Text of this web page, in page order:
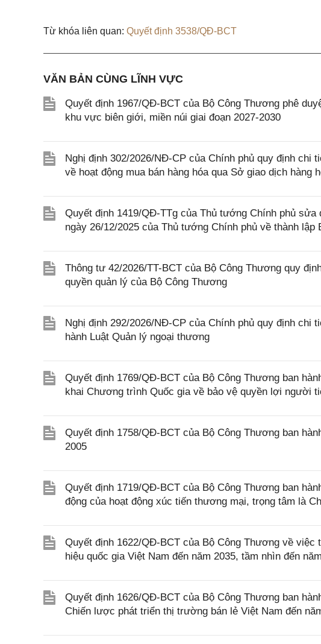
Từ khóa liên quan: Quyết định 3538/QĐ-BCT
VĂN BẢN CÙNG LĨNH VỰC
Quyết định 1967/QĐ-BCT của Bộ Công Thương phê
khu vực biên giới, miền núi giai đoạn 2027-2030
Nghị định 302/2026/NĐ-CP của Chính phủ quy định chi
về hoạt động mua bán hàng hóa qua Sở giao dịch hàng
Quyết định 1419/QĐ-TTg của Thủ tướng Chính phủ
ngày 26/12/2025 của Thủ tướng Chính phủ về thành
Thông tư 42/2026/TT-BCT của Bộ Công Thương quy
quyền quản lý của Bộ Công Thương
Nghị định 292/2026/NĐ-CP của Chính phủ quy định chi
hành Luật Quản lý ngoại thương
Quyết định 1769/QĐ-BCT của Bộ Công Thương ban
khai Chương trình Quốc gia về bảo vệ quyền lợi người
Quyết định 1758/QĐ-BCT của Bộ Công Thương ban
2005
Quyết định 1719/QĐ-BCT của Bộ Công Thương ban
động của hoạt động xúc tiến thương mại, trọng tâm là
Quyết định 1622/QĐ-BCT của Bộ Công Thương về
hiệu quốc gia Việt Nam đến năm 2035, tầm nhìn đến
Quyết định 1626/QĐ-BCT của Bộ Công Thương ban
Chiến lược phát triển thị trường bán lẻ Việt Nam đến